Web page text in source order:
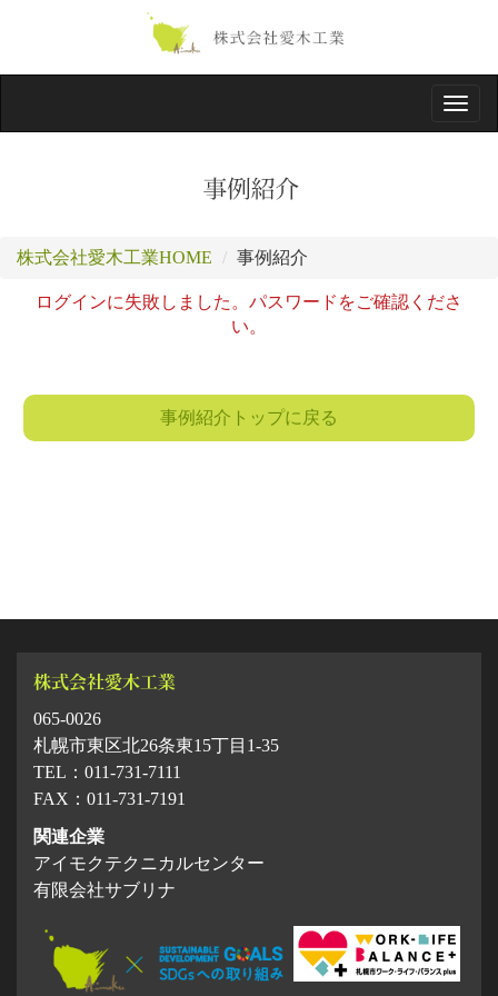
株式会社愛木工業HOME 事例紹介
ログインに失敗しました。パスワードをご確認くださ
い。
事例紹介トップに戻る
065-0026
札幌市東区北26条東15丁目1-35
TEL：011-731-7111
FAX：011-731-7191
関連企業
アイモクテクニカルセンター
有限会社サブリナ